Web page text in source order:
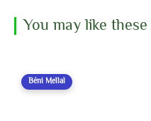
Préinscription en ligne :